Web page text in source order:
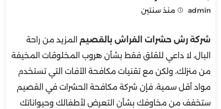
admin منذ سنتين
شركة رش حشرات الفراش بالقصيم المزيد من راحة
البال، لا داعي للقلق فقط بشأن هروب المخلوقات المخيفة
من منزلك، ولكن مع تقنيات مكافحة الآفات التي تستخدم
مواد أقل سمية، فإن شركة مكافحة الحشرات في القصيم
ستخفف من مخاوفك بشأن التعرض لأطفالك وحيواناتك